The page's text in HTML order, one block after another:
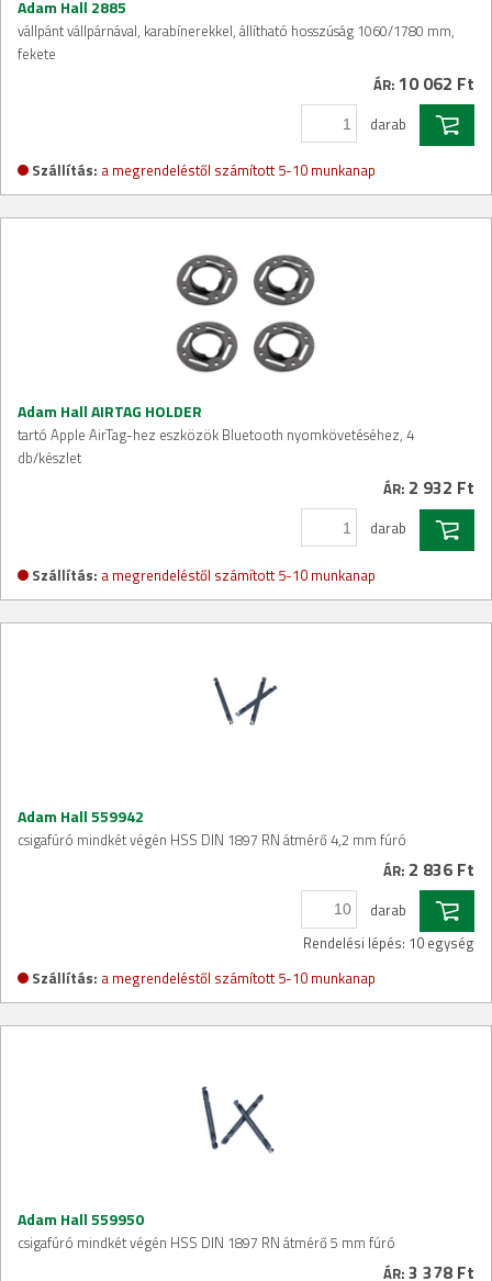
Adam Hall 2885
vállpánt vállpárnával, karabínerekkel, állítható hosszúság 1060/1780 mm,
fekete
ÁR: 10 062 Ft
darab
Szállítás: a megrendeléstől számított 5-10 munkanap
Adam Hall AIRTAG HOLDER
tartó Apple AirTag-hez eszközök Bluetooth nyomkövetéséhez, 4
db/készlet
ÁR: 2 932 Ft
darab
Szállítás: a megrendeléstől számított 5-10 munkanap
Adam Hall 559942
csigafúró mindkét végén HSS DIN 1897 RN átmérő 4,2 mm fúró
ÁR: 2 836 Ft
darab
Rendelési lépés: 10 egység
Szállítás: a megrendeléstől számított 5-10 munkanap
Adam Hall 559950
csigafúró mindkét végén HSS DIN 1897 RN átmérő 5 mm fúró
ÁR: 3 378 Ft